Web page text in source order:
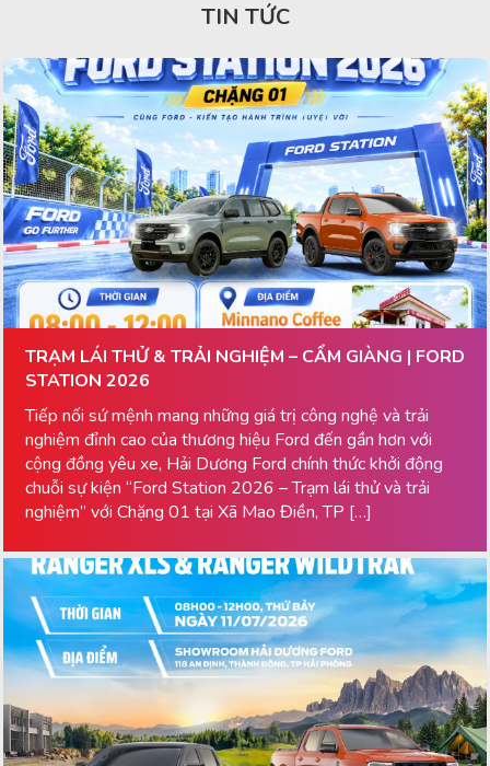
TIN TỨC
TRẠM LÁI THỬ & TRẢI NGHIỆM – CẨM GIÀNG | FORD
STATION 2026
Tiếp nối sứ mệnh mang những giá trị công nghệ và trải
nghiệm đỉnh cao của thương hiệu Ford đến gần hơn với
cộng đồng yêu xe, Hải Dương Ford chính thức khởi động
chuỗi sự kiện “Ford Station 2026 – Trạm lái thử và trải
nghiệm” với Chặng 01 tại Xã Mao Điền, TP […]